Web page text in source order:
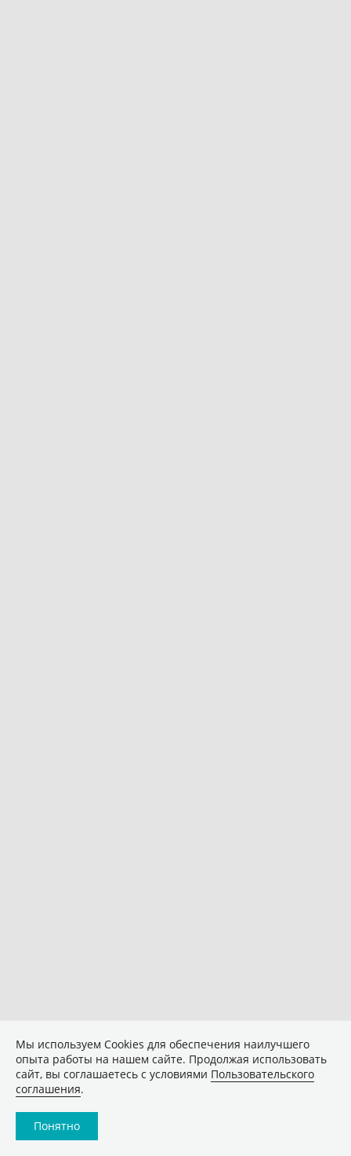
Мы используем Сookies для обеспечения наилучшего
опыта работы на нашем сайте. Продолжая использовать
сайт, вы соглашаетесь с условиями Пользовательского
соглашения.
Понятно